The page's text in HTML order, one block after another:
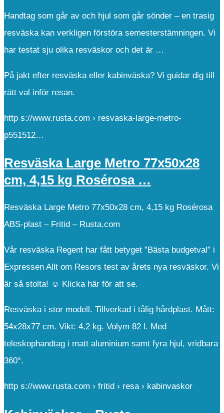
Handtag som går av och hjul som går sönder – en trasig
resväska kan verkligen förstöra semesterstämningen. Vi
har testat sju olika resväskor och det är …
På jakt efter resväska eller kabinväska? Vi guidar dig till
rätt val inför resan.
http s://www.rusta.com › resvaska-large-metro-
p551512…
Resväska Large Metro 77x50x28
cm, 4,15 kg Rosérosa …
Resväska Large Metro 77x50x28 cm, 4,15 kg Rosérosa
ABS-plast – Fritid – Rusta.com
Vår resväska Regent har fått betyget ”Bästa budgetval” i
Expressen Allt om Resors test av årets nya resväskor. Vi
är så stolta! ☺️ Klicka här för att se.
Resväska i stor modell. Tillverkad i tålig hårdplast. Mått:
54x28x77 cm. Vikt: 4,2 kg. Volym 82 l. Med
teleskophandtag i matt aluminium samt fyra hjul, vridbara
360°.
http s://www.rusta.com › fritid › resa › kabinvaskor